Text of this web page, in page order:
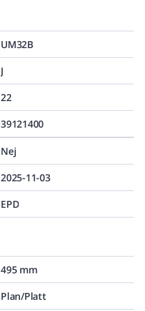
UM32B
J
22
39121400
Nej
2025-11-03
EPD
495 mm
Plan/Platt